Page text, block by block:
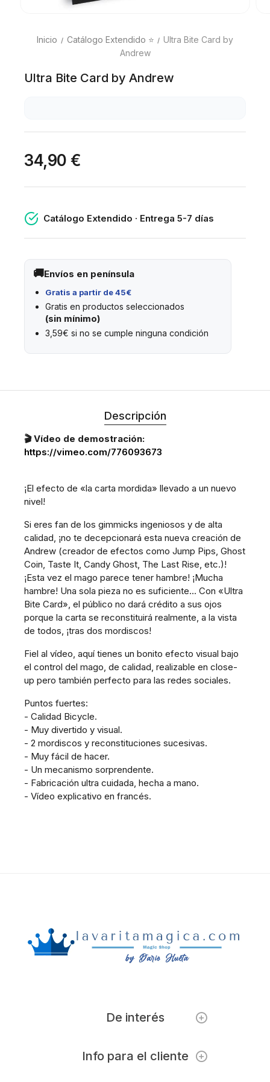
Inicio Catálogo Extendido ⭐
Ultra Bite Card by
Andrew
Ultra Bite Card by Andrew
34,90 €
Catálogo Extendido · Entrega 5-7 días
Envíos en península
Gratis a partir de 45€
Gratis en productos seleccionados
(sin mínimo)
3,59€ si no se cumple ninguna condición
Descripción
🎬 Vídeo de demostración:
https://vimeo.com/776093673
¡El efecto de «la carta mordida» llevado a un nuevo
nivel!
Si eres fan de los gimmicks ingeniosos y de alta
calidad, ¡no te decepcionará esta nueva creación de
Andrew (creador de efectos como Jump Pips, Ghost
Coin, Taste It, Candy Ghost, The Last Rise, etc.)!
¡Esta vez el mago parece tener hambre! ¡Mucha
hambre! Una sola pieza no es suficiente... Con «Ultra
Bite Card», el público no dará crédito a sus ojos
porque la carta se reconstituirá realmente, a la vista
de todos, ¡tras dos mordiscos!
Fiel al vídeo, aquí tienes un bonito efecto visual bajo
el control del mago, de calidad, realizable en close-
up pero también perfecto para las redes sociales.
Puntos fuertes:
- Calidad Bicycle.
- Muy divertido y visual.
- 2 mordiscos y reconstituciones sucesivas.
- Muy fácil de hacer.
- Un mecanismo sorprendente.
- Fabricación ultra cuidada, hecha a mano.
- Vídeo explicativo en francés.
De interés
Info para el cliente